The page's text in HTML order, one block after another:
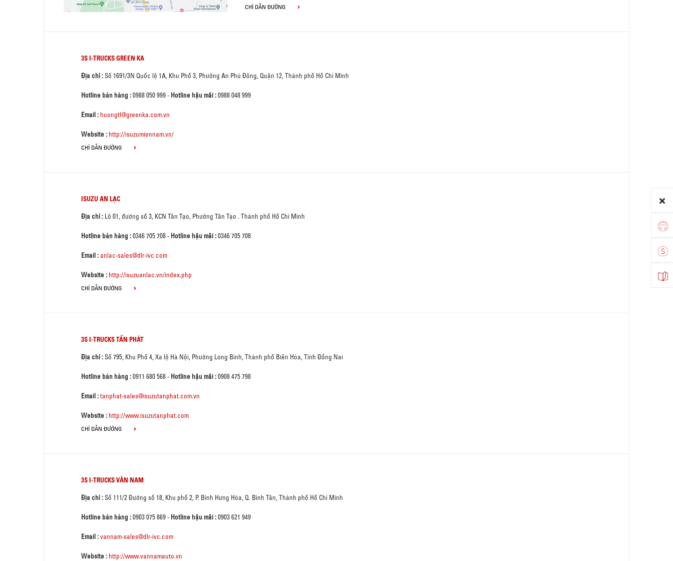
CHỈ DẪN ĐƯỜNG
3S I-TRUCKS GREEN KA
Địa chỉ :Số 1691/3N Quốc lộ 1A, Khu Phố 3, Phường An Phú Đông, Quận 12, Thành phố Hồ Chí Minh
Hotline bán hàng :0988 050 999- Hotline hậu mãi :0988 048 999
Email : huongtl@greenka.com.vn
Website : http://isuzumiennam.vn/
CHỈ DẪN ĐƯỜNG
ISUZU AN LẠC
Địa chỉ : Lô 01, đường số 3, KCN Tân Tạo, Phường Tân Tạo . Thành phố Hồ Chí Minh
Hotline bán hàng :0346 705 708- Hotline hậu mãi :0346 705 708
Email :anlac-sales@dlr-ivc.com
Website : http://isuzuanlac.vn/index.php
CHỈ DẪN ĐƯỜNG
3S I-TRUCKS TẤN PHÁT
Địa chỉ :Số 795, Khu Phố 4, Xa lộ Hà Nội, Phường Long Bình, Thành phố Biên Hòa, Tỉnh Đồng Nai
Hotline bán hàng :0911 680 568- Hotline hậu mãi :0908 475 798
Email :tanphat-sales@isuzutanphat.com.vn
Website : http://www.isuzutanphat.com
CHỈ DẪN ĐƯỜNG
3S I-TRUCKS VÂN NAM
Địa chỉ :Số 111/2 Đường số 18, Khu phố 2, P. Bình Hưng Hòa, Q. Bình Tân, Thành phố Hồ Chí Minh
Hotline bán hàng :0903 075 869- Hotline hậu mãi :0903 621 949
Email :vannam-sales@dlr-ivc.com
Website : http://www.vannamauto.vn